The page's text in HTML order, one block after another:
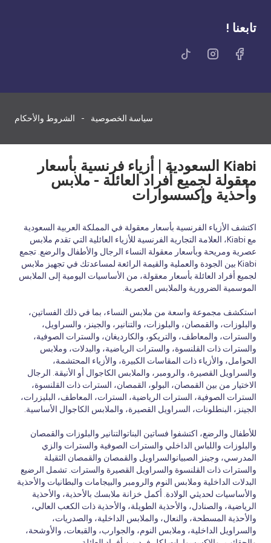
تابعنا !
سياسة الخصوصية الشروط والأحكام
Kiabi السعودية | أزياء فرنسية بأسعار
معقولة لجميع أفراد العائلة - ملابس
وأحذية وإكسسوارات
اكتشف الأزياء الفرنسية بأسعار معقولة في المملكة العربية السعودية
مع Kiabi، العلامة التجارية الفرنسية للأزياء العائلية التي تقدم ملابس
عصرية ومريحة وبأسعار معقولة النساء الرجال والأطفال والرضع. تجمع
Kiabi بين الجودة والعملية والقيمة الرائعة لمساعدتك في تجهيز ملابس
لجميع أفراد العائلة بأسعار معقولة، من الأساسيات اليومية إلى الملابس
الموسمية الضرورية والملابس العصرية.
استكشف مجموعة واسعة من ملابس النساء، بما في ذلك الفساتين،
والبلوزات، والقمصان، والبلوزات، والتنانير، والجينز، والسراويل،
والسترات، والمعاطف، والتريكو، والكارديغان، والسترات الصوفية،
والسترات ذات القلنسوة، والسترات الرياضية، والبدلات، وملابس
الحوامل، والأزياء ذات المقاسات الكبيرة، والأزياء المحتشمة،
والسراويل القصيرة، والرومبر، والملابس الكاجوال أو الأنيقة. الرجال
الاختيار من بين القمصان، البولو، القمصان، السترات ذات القلنسوة،
السترات الصوفية، السترات الرياضية، السترات، المعاطف، البليزرات،
الجينز، البنطلونات، السراويل القصيرة، والملابس الكاجوال الأساسية.
للأطفال والرضع، اكتشفوا فساتين البناتوالتنانير والبلوزات والقمصان
والبلوزات واللباس الداخلي والسترات الصوفية والسترات والزي
المدرسي، وجينز الصبيانوالسراويل والقمصان والقمصان الثقيلة
والسترات ذات القلنسوة والسراويل القصيرة والسترات. تشمل الرضيع
البدلات الداخلية وملابس النوم والرومبر والبيجامات والبطانيات والأحذية
والأساسيات لحديثي الولادة. أكمل خزانة ملابسك بالأحذية، والأحذية
الرياضية، والصنادل، والأحذية الطويلة، والأحذية ذات الكعب العالي،
والأحذية المسطحة، والنعال، والملابس الداخلية، والصدريات،
والسراويل الداخلية، وملابس النوم، والجوارب، والقبعات، والأوشحة،